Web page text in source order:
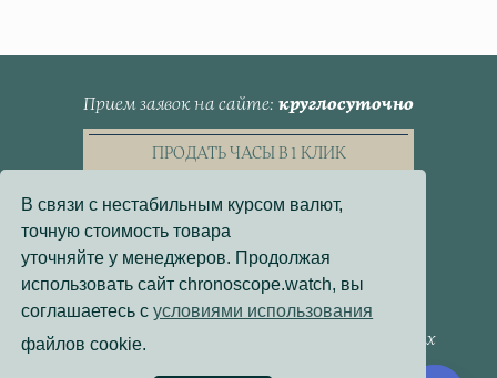
Прием заявок на сайте круглосуточно
ПРОДАТЬ ЧАСЫ В 1 КЛИК
Пользовательское Соглашение
Политика конфиденциальности
Согласие на обработку персональных данных
В связи с нестабильным курсом валют,
точную стоимость товара
уточняйте у менеджеров. Продолжая
использовать сайт chronoscope.watch, вы
соглашаетесь сусловиями использования
файлов cookie.